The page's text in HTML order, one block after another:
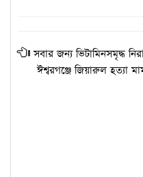
সবার জন্য ভিটামিনসমৃদ্ধ
ঈশ্বরগঞ্জে জিয়ারুল হত্যা